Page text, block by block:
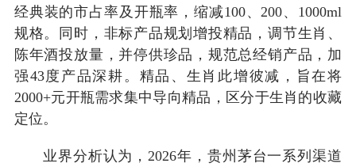
经典装的市占率及开瓶率，缩减100、200、1000ml
规格。同时，非标产品规划增投精品，调节生肖、
陈年酒投放量，并停供珍品，规范总经销产品，加
强43度产品深耕。精品、生肖此增彼减，旨在将
2000+元开瓶需求集中导向精品，区分于生肖的收藏
定位。
业界分析认为，2026年，贵州茅台一系列渠道